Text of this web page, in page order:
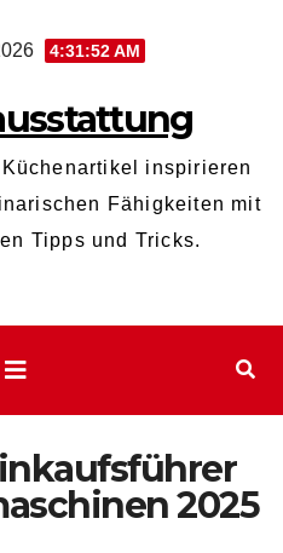
4:31:52 AM
inspirieren
Fähigkeiten mit
Tipps und Tricks.
2025